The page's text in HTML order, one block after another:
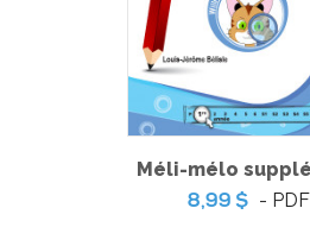
Pratique de l'épreuve
3e cycle du
-
Méli-mélo
8,99 $ - PDF